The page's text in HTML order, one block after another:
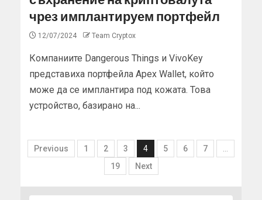
чрез имплантируем портфейл
12/07/2024 Team Cryptox
Компаниите Dangerous Things и VivoKey
представиха портфейла Apex Wallet, който
може да се имплантира под кожата. Това
устройство, базирано на...
Previous 1 2 3 4 5 6 7
…
19
Next